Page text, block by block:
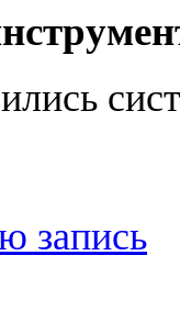
запись